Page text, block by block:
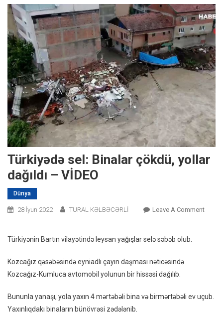
Türkiyədə sel: Binalar çökdü, yollar
dağıldı – VİDEO
Dünya
28 İyun 2022 TURAL KƏLBƏCƏRLİ Leave A CommentOn
VİDEO
Türkiyənin Bartın vilayətində leysan yağışlar selə səbəb olub.
Kozcağız qəsəbəsində eyniadlı çayın daşması nəticəsində
Kozcağız-Kumluca avtomobil yolunun bir hissəsi dağılıb.
Bununla yanaşı, yola yaxın 4 mərtəbəli bina və birmərtəbəli ev uçub.
Yaxınlıqdakı binaların bünövrəsi zədələnib.